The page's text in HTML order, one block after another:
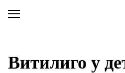
Витилиго у